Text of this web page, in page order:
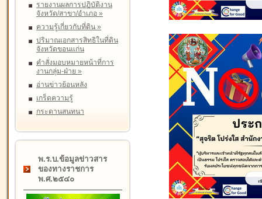
รายงานผลการปฏิบัติงาน
จังหวัด/สาขา/อำเภอ »
ความรู้เกี่ยวกับที่ดิน »
ปริมาณเอกสารสิทธิในที่ดิน
จังหวัดขอนแก่น
คำสั่งมอบหมายหน้าที่การ
งานกลุ่ม-ฝ่าย »
อ่านข่าวย้อนหลัง
เกร็ดความรู้
กระดานสนทนา
พ.ร.บ.ข้อมูลข่าวสาร
ของทางราชการ
พ.ศ.๒๕๔๐